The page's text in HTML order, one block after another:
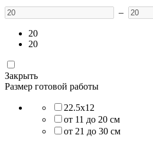
–
20
20
Закрыть
Размер готовой работы
22.5х12
от 11 до 20 см
от 21 до 30 см